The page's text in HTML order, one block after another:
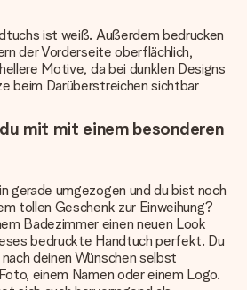
ist weiß. Außerdem bedrucken
der Vorderseite oberflächlich,
Motive, da bei dunklen Designs
beim Darüberstreichen sichtbar
mit mit einem besonderen
gerade umgezogen und du bist noch
tollen Geschenk zur Einweihung?
Badezimmer einen neuen Look
bedruckte Handtuch perfekt. Du
deinen Wünschen selbst
einem Namen oder einem Logo.